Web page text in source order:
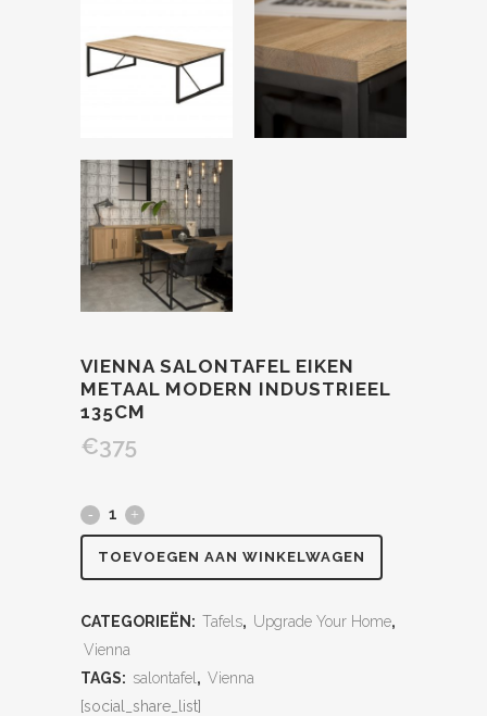
VIENNA SALONTAFEL EIKEN
METAAL MODERN INDUSTRIEEL
135CM
€375
TOEVOEGEN AAN WINKELWAGEN
CATEGORIEËN: Tafels, Upgrade Your Home,
Vienna
TAGS: salontafel , Vienna
[social_share_list]